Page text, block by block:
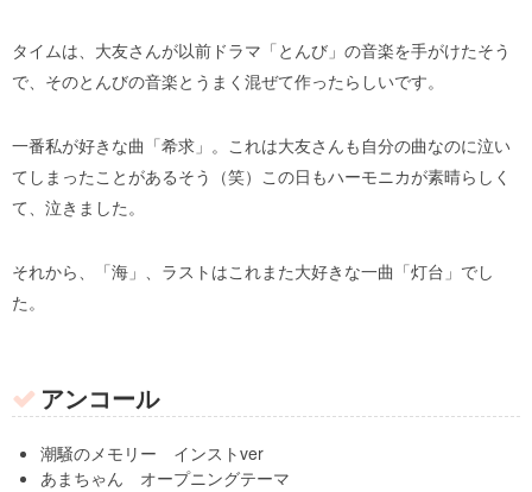
タイムは、大友さんが以前ドラマ「とんび」の音楽を手がけたそう
で、そのとんびの音楽とうまく混ぜて作ったらしいです。
一番私が好きな曲「希求」。これは大友さんも自分の曲なのに泣い
てしまったことがあるそう（笑）この日もハーモニカが素晴らしく
て、泣きました。
それから、「海」、ラストはこれまた大好きな一曲「灯台」でし
た。
アンコール
潮騒のメモリー インストver
あまちゃん オープニングテーマ